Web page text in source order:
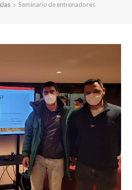
» Seminario de entrenadores